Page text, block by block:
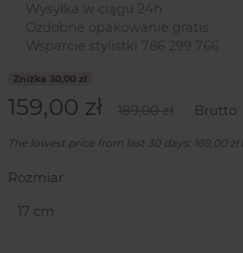
Wysyłka w ciągu 24h
Ozdobne opakowanie gratis
Wsparcie stylistki 786 299 766
Zniżka 30,00 zł
159,00 zł 189,00 zł Brutto
The lowest price from last 30 days: 189,00 zł
Rozmiar